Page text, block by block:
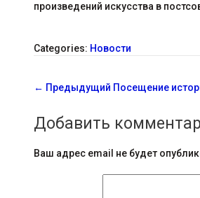
произведений искусства в
Categories: Новости
С
о
о
б
← Предыдущий Посещение
Добавить
Ваш адрес email не будет